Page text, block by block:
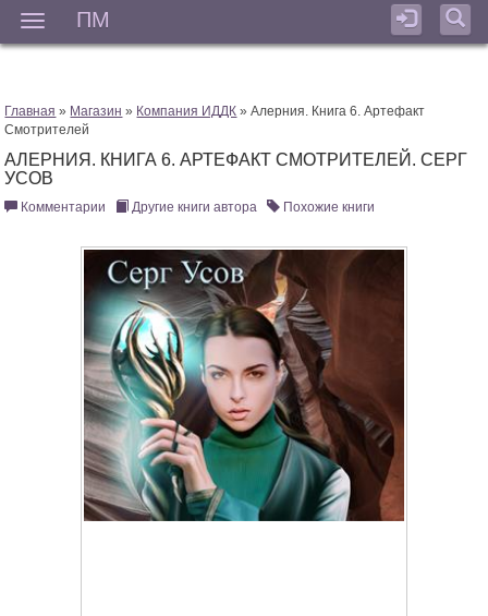
ПМ
Главная » Магазин » Компания ИДДК » Алерния. Книга 6. Артефакт
Смотрителей
АЛЕРНИЯ. КНИГА 6. АРТЕФАКТ СМОТРИТЕЛЕЙ. СЕРГ
УСОВ
Комментарии Другие книги автора Похожие книги